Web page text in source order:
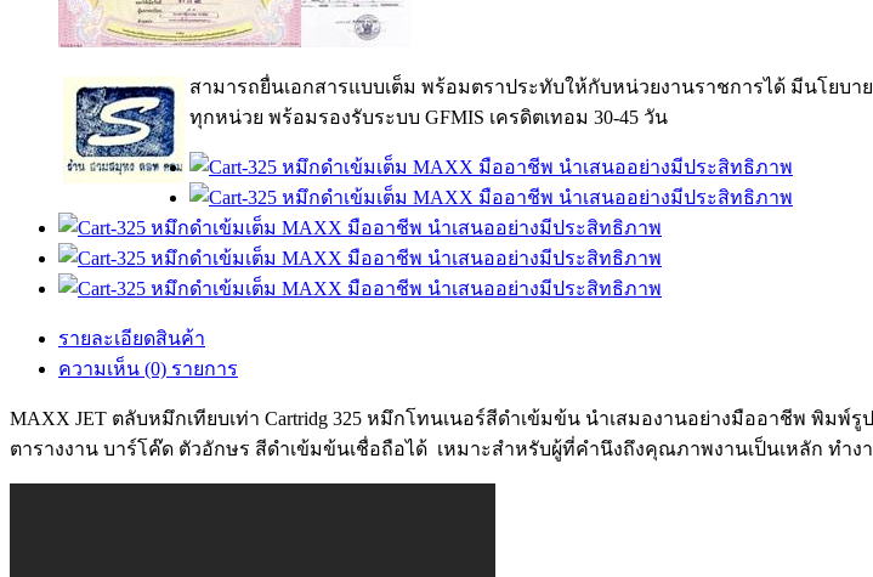
สามารถยื่นเอกสารแบบเต็ม พร้อมตราประทับให้กับหน่วยงานราชการได้ มีนโยบ
ทุกหน่วย พร้อมรองรับระบบ GFMIS เครดิตเทอม 30-45 วัน
รายละเอียดสินค้า
ความเห็น (0) รายการ
MAXX JET ตลับหมึกเทียบเท่า Cartridg 325 หมึกโทนเนอร์สีดำเข้มข้น นำเสมองานอย่างมืออาชีพ พิม
ตารางงาน บาร์โค๊ด ตัวอักษร สีดำเข้มข้นเชื่อถือได้ เหมาะสำหรับผู้ที่คำนึงถึงคุณภาพงานเป็นเหลัก ทำ